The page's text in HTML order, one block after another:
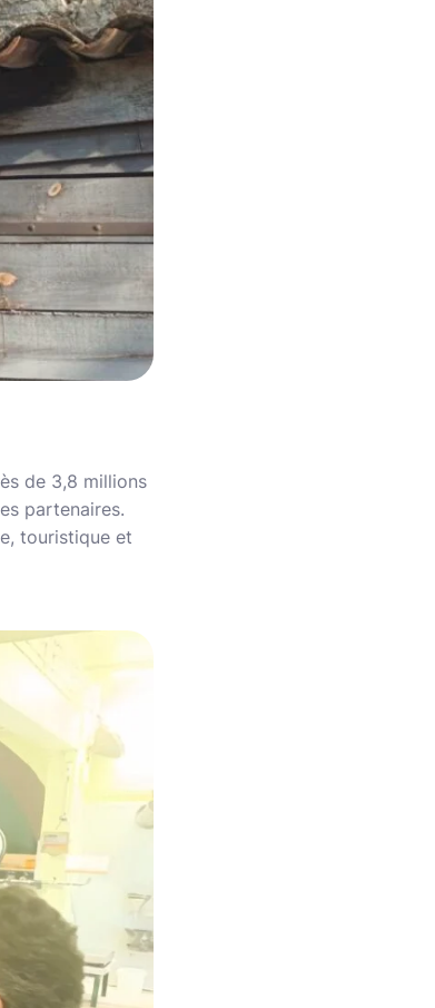
de 3,8 millions
partenaires.
touristique et